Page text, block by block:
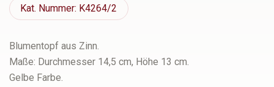
Kat. Nummer: K4264/2
Blumentopf aus Zinn.
Maße: Durchmesser 14,5 cm, Höhe 13 cm.
Gelbe Farbe.